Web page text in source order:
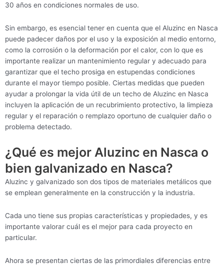
30 años en condiciones normales de uso.
Sin embargo, es esencial tener en cuenta que el Aluzinc en Nasca
puede padecer daños por el uso y la exposición al medio entorno,
como la corrosión o la deformación por el calor, con lo que es
importante realizar un mantenimiento regular y adecuado para
garantizar que el techo prosiga en estupendas condiciones
durante el mayor tiempo posible. Ciertas medidas que pueden
ayudar a prolongar la vida útil de un techo de Aluzinc en Nasca
incluyen la aplicación de un recubrimiento protectivo, la limpieza
regular y el reparación o remplazo oportuno de cualquier daño o
problema detectado.
¿Qué es mejor Aluzinc en Nasca o
bien galvanizado en Nasca?
Aluzinc y galvanizado son dos tipos de materiales metálicos que
se emplean generalmente en la construcción y la industria.
Cada uno tiene sus propias características y propiedades, y es
importante valorar cuál es el mejor para cada proyecto en
particular.
Ahora se presentan ciertas de las primordiales diferencias entre